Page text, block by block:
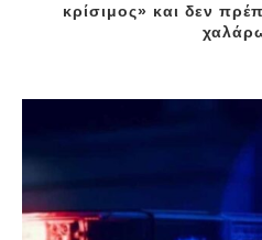
κρίσιμος» και δεν